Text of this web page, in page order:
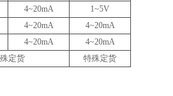
4~20mA 1~5V
4~20mA
4~20mA
4~20mA
4~20mA
定货 特殊定货